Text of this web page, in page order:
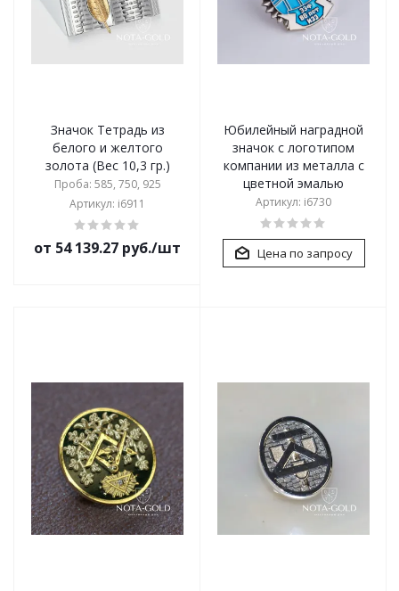
Значок Тетрадь из
белого и желтого
золота (Вес 10,3 гр.)
Проба: 585, 750, 925
Артикул: i6911
от 54 139.27 руб./шт
Юбилейный наградной
значок с логотипом
компании из металла с
цветной эмалью
Артикул: i6730
Цена по запросу